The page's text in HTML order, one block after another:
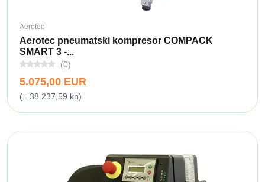
Aerotec
Aerotec pneumatski kompresor COMPACK
SMART 3 -...
(0)
5.075,00 EUR
(= 38.237,59 kn)